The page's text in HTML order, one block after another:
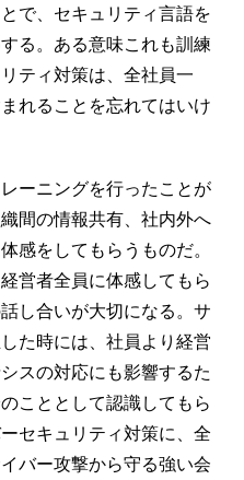
で、セキュリティ言語を
る。ある意味これも訓練
ティ対策は、全社員一
れることを忘れてはいけ
ーニングを行ったことが
間の情報共有、社内外へ
感をしてもらうものだ。
営者全員に体感してもら
し合いが大切になる。サ
た時には、社員より経営
スの対応にも影響するた
こととして認識してもら
セキュリティ対策に、全
バー攻撃から守る強い会